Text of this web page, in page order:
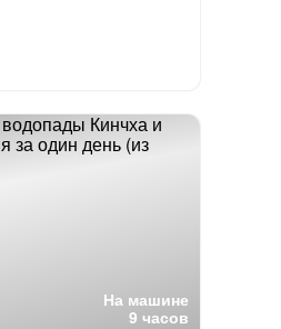
На машине
9 часов